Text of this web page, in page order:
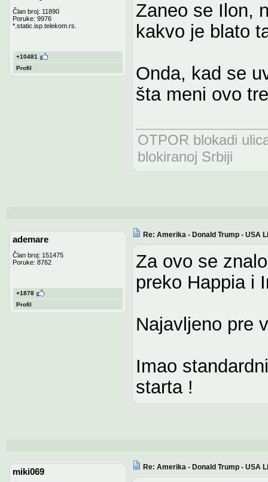
Član broj: 11890
Poruke: 9976
*.static.isp.telekom.rs.
+10481
Profil
Zaneo se Ilon,
kakvo je blato
Onda, kad se
šta meni ovo
OTPOR blokadi
blokiranoj Srbiji
ademare
Član broj: 151475
Poruke: 8762
+1878
Profil
Re: Amerika - Donald Trump - USA
Za ovo se
preko Happia i
Najavljeno pre
Imao
starta !
miki069
Re: Amerika - Donald Trump - USA